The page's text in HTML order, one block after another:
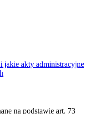
jakie akty administracyjne
na podstawie art. 73